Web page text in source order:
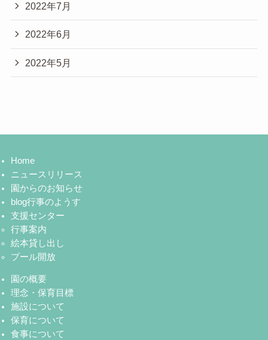
2022年7月
2022年6月
2022年5月
Home
ニュースリリース
園からのお知らせ
blog行事のようす
支援センター
行事案内
絵本貸し出し
プール開放
園の概要
理念・保育目標
施設について
保育について
食事について